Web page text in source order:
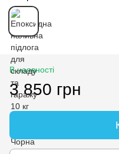
В наявності
3 850 грн